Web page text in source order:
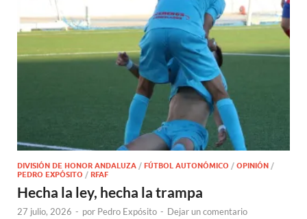
DIVISIÓN DE HONOR ANDALUZA / FÚTBOL AUTONÓMICO / OPINIÓN /
PEDRO EXPÓSITO / RFAF
Hecha la ley, hecha la trampa
27 julio, 2026 - por Pedro Expósito - Dejar un comentario